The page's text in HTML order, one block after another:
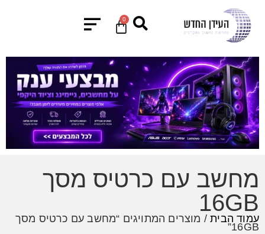
0
מחשב עם כרטיס מסך
16GB
עמוד הבית/ מוצרים המתויגים “מחשב עם כרטיס מסך
16GB”